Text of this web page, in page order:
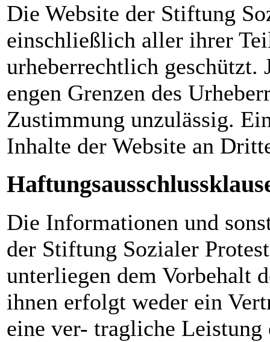
Die Website der Stiftung
einschließlich aller ihrer
urheberrechtlich geschützt.
engen Grenzen des
Zustimmung unzulässig.
Inhalte der Website an
Die Informationen und
der Stiftung Sozialer
unterliegen dem Vorbehalt
ihnen erfolgt weder ein
eine ver- tragliche Leistung